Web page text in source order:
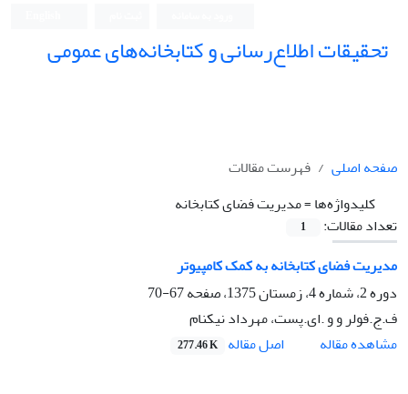
تحقیقات اطلاع‌رسانی و کتابخانه‌های عمومی
صفحه اصلی
فهرست مقالات
کلیدواژه‌ها =مدیریت فضای کتابخانه
تعداد مقالات:
1
مدیریت فضای کتابخانه به کمک کامپیوتر
دوره 2، شماره 4، زمستان 1375، صفحه
67-70
ف.ج.فولر و و .ای.پست، مهرداد نیکنام
مشاهده مقاله
اصل مقاله 277.46 K